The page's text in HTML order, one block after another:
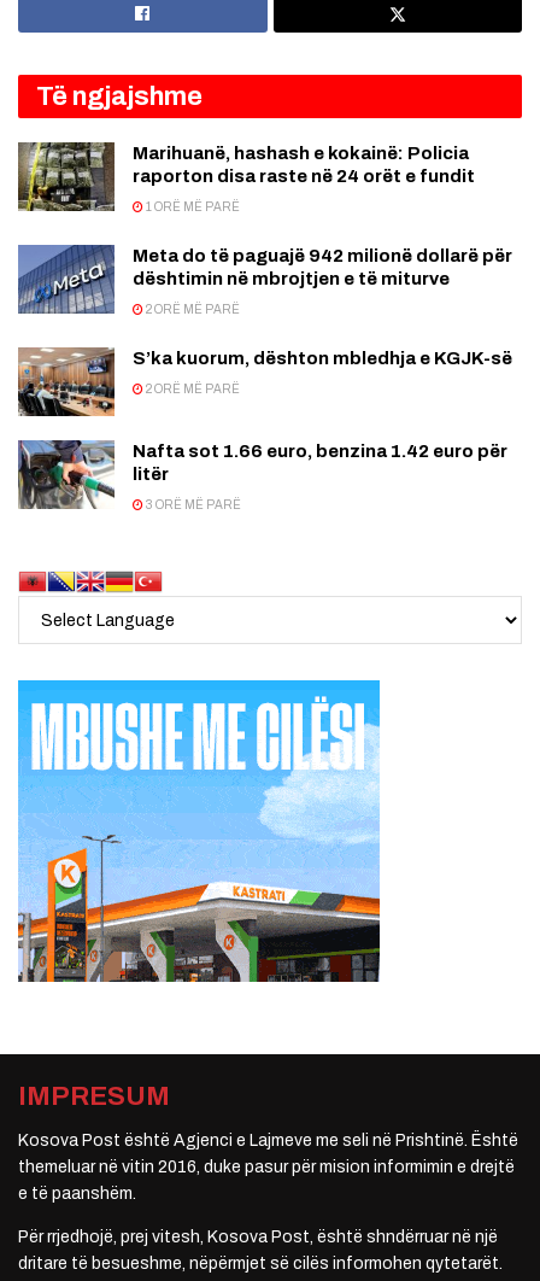
Të ngjajshme
Marihuanë, hashash e kokainë: Policia
raporton disa raste në 24 orët e fundit
1 ORË MË PARË
Meta do të paguajë 942 milionë dollarë për
dështimin në mbrojtjen e të miturve
2 ORË MË PARË
S’ka kuorum, dështon mbledhja e KGJK-së
2 ORË MË PARË
Nafta sot 1.66 euro, benzina 1.42 euro për
litër
3 ORË MË PARË
IMPRESUM
Kosova Post është Agjenci e Lajmeve me seli në Prishtinë. Është
themeluar në vitin 2016, duke pasur për mision informimin e drejtë
e të paanshëm.
Për rrjedhojë, prej vitesh, Kosova Post, është shndërruar në një
dritare të besueshme, nëpërmjet së cilës informohen qytetarët.